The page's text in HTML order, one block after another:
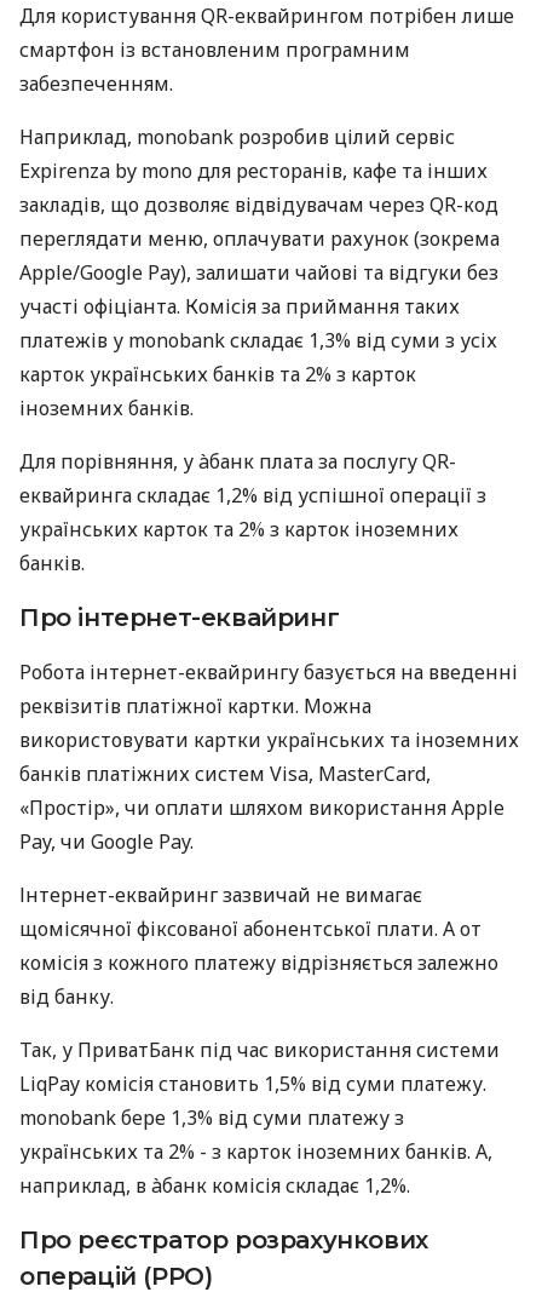
Для користування QR-еквайрингом потрібен лише
смартфон із встановленим програмним
забезпеченням.
Наприклад, monobank розробив цілий сервіс
Expirenza by mono для ресторанів, кафе та інших
закладів, що дозволяє відвідувачам через QR-код
переглядати меню, оплачувати рахунок (зокрема
Apple/Google Pay), залишати чайові та відгуки без
участі офіціанта. Комісія за приймання таких
платежів у monobank складає 1,3% від суми з усіх
карток українських банків та 2% з карток
іноземних банків.
Для порівняння, у àбанк плата за послугу QR-
еквайринга складає 1,2% від успішної операції з
українських карток та 2% з карток іноземних
банків.
Про інтернет-еквайринг
Робота інтернет-еквайрингу базується на введенні
реквізитів платіжної картки. Можна
використовувати картки українських та іноземних
банків платіжних систем Visa, MasterCard,
«Простір», чи оплати шляхом використання Apple
Pay, чи Google Pay.
Інтернет-еквайринг зазвичай не вимагає
щомісячної фіксованої абонентської плати. А от
комісія з кожного платежу відрізняється залежно
від банку.
Так, у ПриватБанк під час використання системи
LiqPay комісія становить 1,5% від суми платежу.
monobank бере 1,3% від суми платежу з
українських та 2% - з карток іноземних банків. А,
наприклад, в àбанк комісія складає 1,2%.
Про реєстратор розрахункових
операцій (РРО)